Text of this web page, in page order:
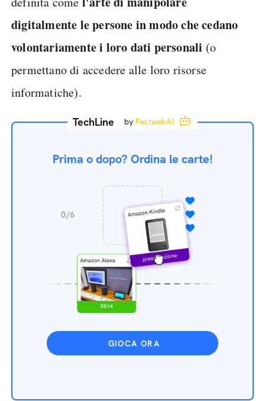
digitalmente le persone in modo che cedano
volontariamente i loro dati personali (o
permettano di accedere alle loro risorse
informatiche).
TechLine by FastwebAI
Prima o dopo? Ordina le carte!
GIOCA ORA